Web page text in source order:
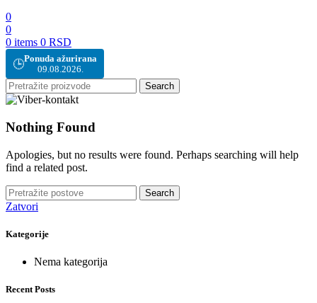
0
0
0 items 0 RSD
🕒Ponuda ažurirana
09.08.2026.
Search
Nothing Found
Apologies, but no results were found. Perhaps searching will help
find a related post.
Search
Zatvori
Kategorije
Nema kategorija
Recent Posts